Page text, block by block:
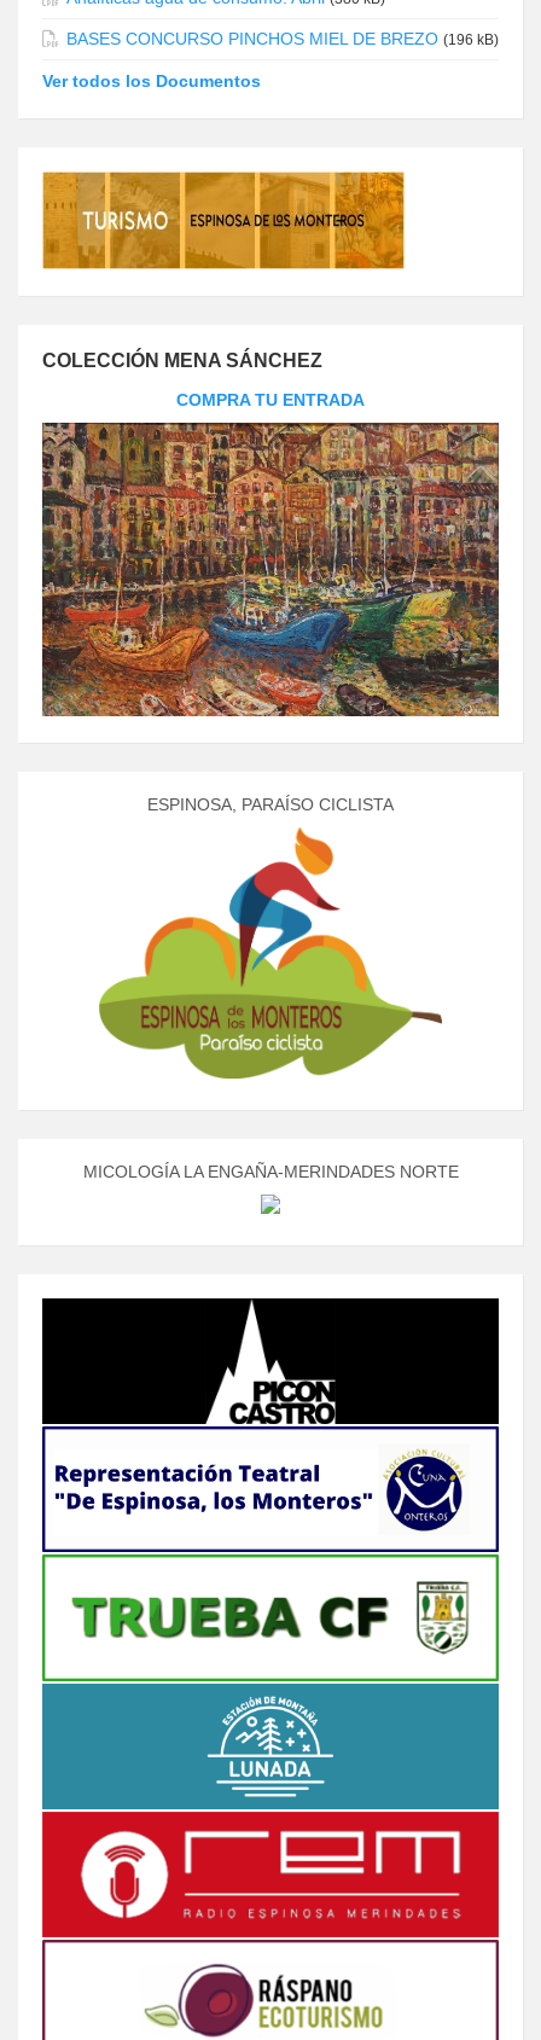
BASES CONCURSO PINCHOS MIEL DE BREZO (196 kB)
Ver todos los Documentos
COLECCIÓN MENA SÁNCHEZ
COMPRA TU ENTRADA
ESPINOSA, PARAÍSO CICLISTA
MICOLOGÍA LA ENGAÑA-MERINDADES NORTE